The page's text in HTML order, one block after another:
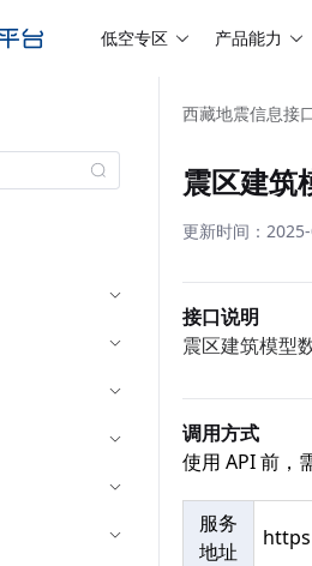
低空专区 产品能力
西藏地震信息接
震区建筑
更新时间：
接口说明
震区建筑模型
调用方式
使用 API 前，
服务
地址